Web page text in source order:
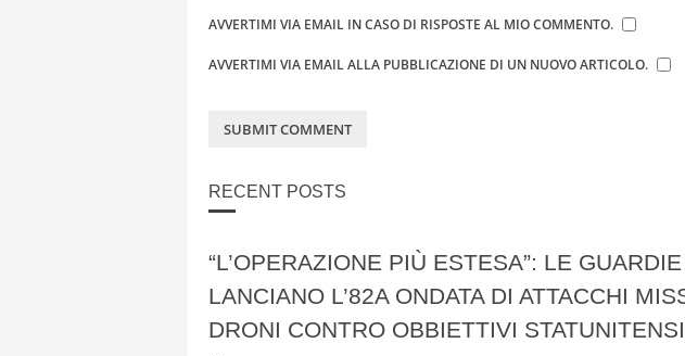
AVVERTIMI VIA EMAIL IN CASO DI RISPOSTE AL MIO COMMENTO.
AVVERTIMI VIA EMAIL ALLA PUBBLICAZIONE DI UN NUOVO ARTICOLO.
RECENT POSTS
“L’OPERAZIONE PIÙ ESTESA”: LE
LANCIANO L’82A ONDATA DI ATTACCHI
DRONI CONTRO OBBIETTIVI